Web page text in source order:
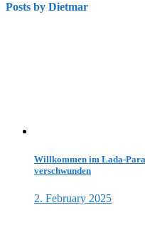
Posts by Dietmar
Willkommen im Lada-
verschwunden
2. February 2025